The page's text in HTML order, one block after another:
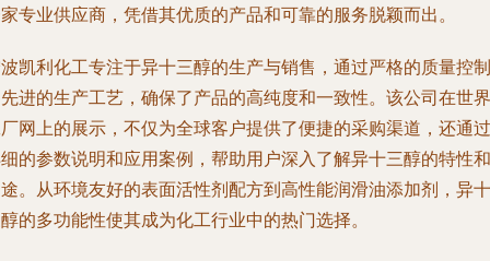
专业供应商，凭借其优质的产品和可靠的服务脱颖而出。
凯利化工专注于异十三醇的生产与销售，通过严格的质量控制
进的生产工艺，确保了产品的高纯度和一致性。该公司在世界
网上的展示，不仅为全球客户提供了便捷的采购渠道，还通过
的参数说明和应用案例，帮助用户深入了解异十三醇的特性和
。从环境友好的表面活性剂配方到高性能润滑油添加剂，异十
的多功能性使其成为化工行业中的热门选择。